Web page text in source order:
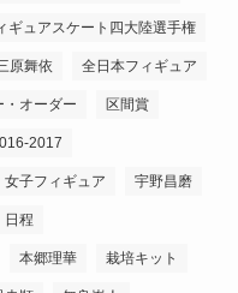
ギュアスケート四大陸選手権
原舞依 全日本フィギュア
・オーダー 区間賞
2017
女子フィギュア 宇野昌磨
日程
本郷理華 栽培キット